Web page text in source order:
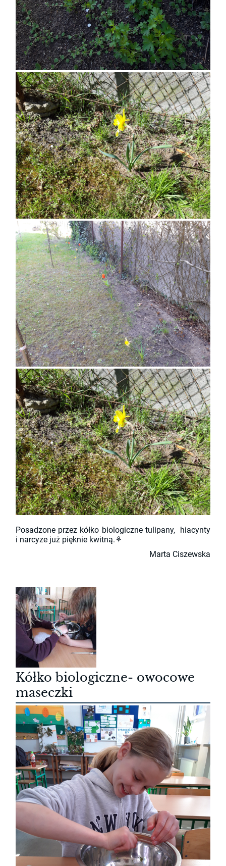
Posadzone przez kółko biologiczne tulipany, hiacynty
i narcyze już pięknie kwitną.⚘
Marta Ciszewska
Kółko biologiczne- owocowe
maseczki